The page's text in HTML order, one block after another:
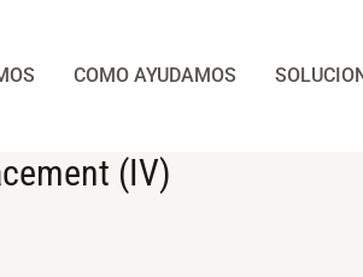
COMO AYUDAMOS
(IV)